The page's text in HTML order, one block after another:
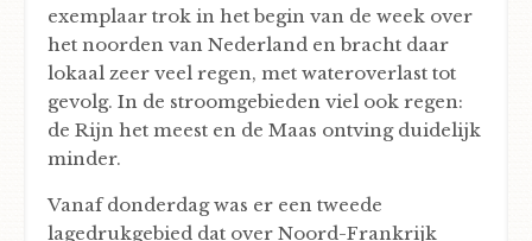
exemplaar trok in het begin van de week over
het noorden van Nederland en bracht daar
lokaal zeer veel regen, met wateroverlast tot
gevolg. In de stroomgebieden viel ook regen:
de Rijn het meest en de Maas ontving duidelijk
minder.
Vanaf donderdag was er een tweede
lagedrukgebied dat over Noord-Frankrijk